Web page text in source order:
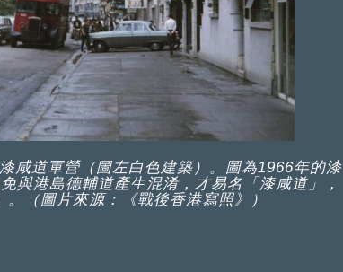
咸道軍營（圖左白色建築）。圖為1966年的漆
與港島德輔道產生混淆，才易名「漆咸道」，
（圖片來源：《戰後香港寫照》）